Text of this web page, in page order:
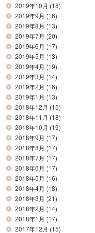
2019年10月 (18)
2019年9月 (16)
2019年8月 (13)
2019年7月 (20)
2019年6月 (17)
2019年5月 (13)
2019年4月 (19)
2019年3月 (14)
2019年2月 (16)
2019年1月 (13)
2018年12月 (15)
2018年11月 (18)
2018年10月 (19)
2018年9月 (17)
2018年8月 (17)
2018年7月 (17)
2018年6月 (17)
2018年5月 (16)
2018年4月 (18)
2018年3月 (21)
2018年2月 (14)
2018年1月 (17)
2017年12月 (15)